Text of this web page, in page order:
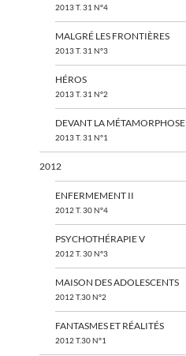
2013 T. 31 N°4
MALGRÉ LES FRONTIÈRES
2013 T. 31 N°3
HÉROS
2013 T. 31 N°2
DEVANT LA MÉTAMORPHOSE
2013 T. 31 N°1
2012
ENFERMEMENT II
2012 T. 30 N°4
PSYCHOTHÉRAPIE V
2012 T. 30 N°3
MAISON DES ADOLESCENTS
2012 T.30 N°2
FANTASMES ET RÉALITÉS
2012 T.30 N°1